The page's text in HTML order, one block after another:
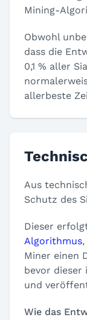
Mining-
Obwohl
dass die
0,1 % aller
allerbeste
Aus
Schutz des
Dieser
Algorithmus
Miner einen
bevor dieser
und
Wie das